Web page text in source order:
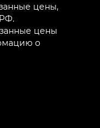
цены,
цены
о